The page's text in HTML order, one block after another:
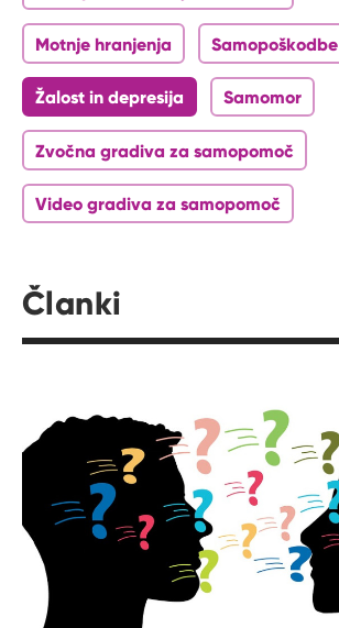
Motnje hranjenja Samopoškodbe
Žalost in depresija Samomor
Zvočna gradiva za samopomoč
Video gradiva za samopomoč
Članki